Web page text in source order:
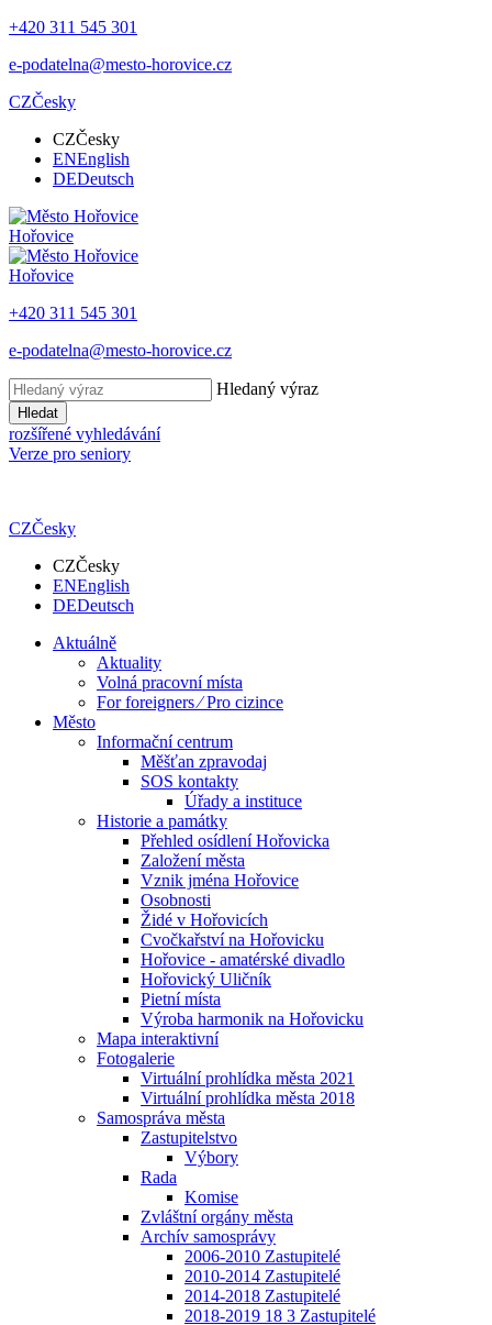
+420 311 545 301
e-podatelna@mesto-horovice.cz
CZČesky
CZČesky
ENEnglish
DEDeutsch
Hořovice
Hořovice
+420 311 545 301
e-podatelna@mesto-horovice.cz
Hledaný výraz
Hledat
rozšířené vyhledávání
Verze pro seniory
CZČesky
CZČesky
ENEnglish
DEDeutsch
Aktuálně
Aktuality
Volná pracovní místa
For foreigners ⁄ Pro cizince
Město
Informační centrum
Měšťan zpravodaj
SOS kontakty
Úřady a instituce
Historie a památky
Přehled osídlení Hořovicka
Založení města
Vznik jména Hořovice
Osobnosti
Židé v Hořovicích
Cvočkařství na Hořovicku
Hořovice - amatérské divadlo
Hořovický Uličník
Pietní místa
Výroba harmonik na Hořovicku
Mapa interaktivní
Fotogalerie
Virtuální prohlídka města 2021
Virtuální prohlídka města 2018
Samospráva města
Zastupitelstvo
Výbory
Rada
Komise
Zvláštní orgány města
Archív samosprávy
2006-2010 Zastupitelé
2010-2014 Zastupitelé
2014-2018 Zastupitelé
2018-2019 18 3 Zastupitelé